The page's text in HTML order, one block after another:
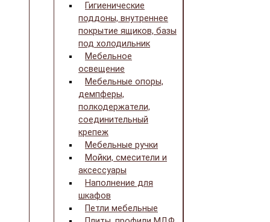
Гигиенические
поддоны, внутреннее
покрытие ящиков, базы
под холодильник
Мебельное
освещение
Мебельные опоры,
демпферы,
полкодержатели,
соединительный
крепеж
Мебельные ручки
Мойки, смесители и
аксессуары
Наполнение для
шкафов
Петли мебельные